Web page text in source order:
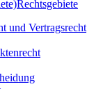
Rechtsgebiete
und Vertragsrecht